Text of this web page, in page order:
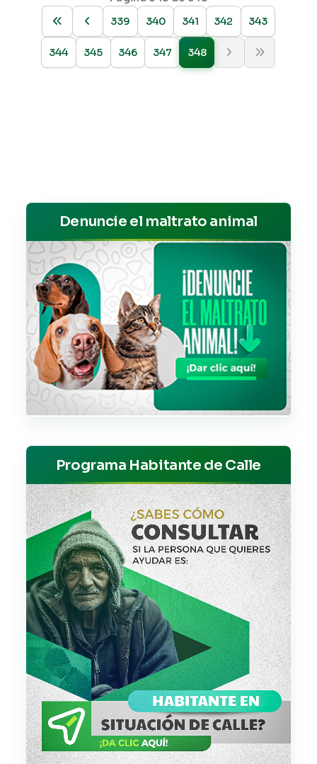
339
340 341 342 343
344 345 346 347 348
Denuncie el maltrato animal
Programa Habitante de Calle